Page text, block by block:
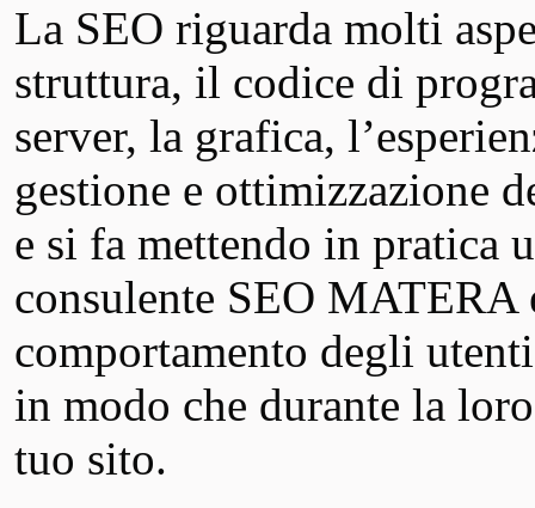
La SEO riguarda molti
struttura, il codice di
server, la grafica,
gestione e ottimizzazione
e si fa mettendo in pratica
consulente SEO MATERA
comportamento degli
in modo che durante la
tuo sito.